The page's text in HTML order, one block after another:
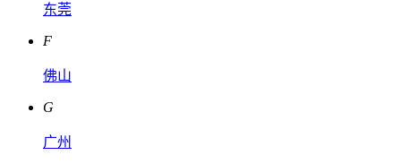
东莞
F
佛山
G
广州